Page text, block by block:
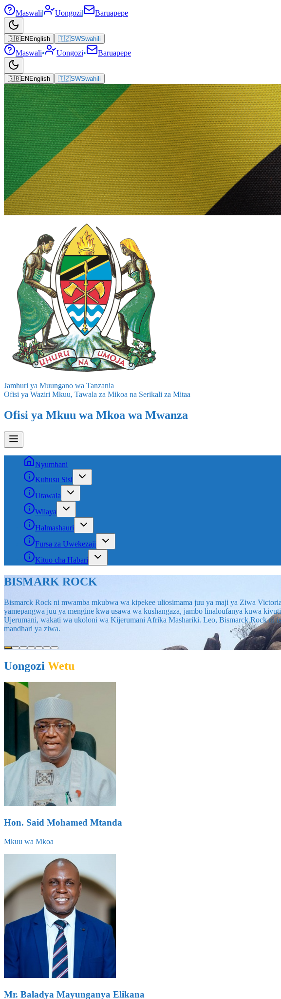
Maswali| Uongozi| Baruapepe
🇬🇧EN English 🇹🇿SWSwahili
Maswali• Uongozi• Baruapepe
🇬🇧EN English 🇹🇿SWSwahili
Jamhuri ya Muungano wa Tanzania
Ofisi ya Waziri Mkuu, Tawala za Mikoa na Serikali za Mitaa
Ofisi ya Mkuu wa Mkoa wa Mwanza
Nyumbani
Kuhusu Sisi
Utawala
Wilaya
Halmashauri
Fursa za Uwekezaji
Kituo cha Habari
BISMARK ROCK
Bismarck Rock ni mwamba mkubwa wa kipekee uliosimama juu ya maji ya Ziwa
yamepangwa juu ya mengine kwa usawa wa kushangaza, jambo linaloufanya kuwa
Ujerumani, wakati wa ukoloni wa Kijerumani Afrika Mashariki. Leo, Bismarck Rock ni
mandhari ya ziwa.
Uongozi Wetu
Hon. Said Mohamed Mtanda
Mkuu wa Mkoa
Mr. Baladya Mayunganya Elikana